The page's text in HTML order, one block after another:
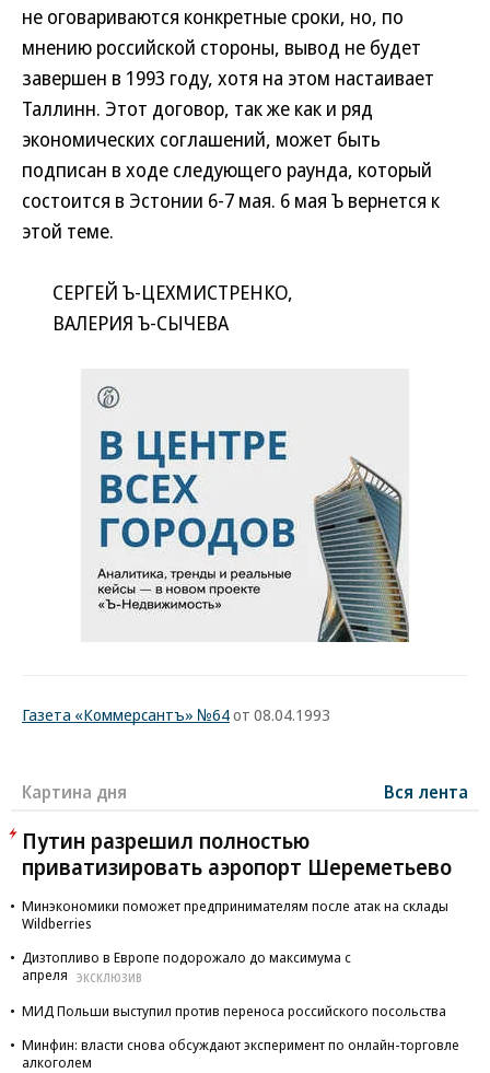
не оговариваются конкретные сроки, но, по
мнению российской стороны, вывод не будет
завершен в 1993 году, хотя на этом настаивает
Таллинн. Этот договор, так же как и ряд
экономических соглашений, может быть
подписан в ходе следующего раунда, который
состоится в Эстонии 6-7 мая. 6 мая Ъ вернется к
этой теме.
СЕРГЕЙ Ъ-ЦЕХМИСТРЕНКО,
ВАЛЕРИЯ Ъ-СЫЧЕВА
Газета «Коммерсантъ» №64от 08.04.1993
Картина дня Вся лента
Путин разрешил полностью
приватизировать аэропорт Шереметьево
Минэкономики поможет предпринимателям после атак на склады
Wildberries
Дизтопливо в Европе подорожало до максимума с
апреля
ЭКСКЛЮЗИВ
МИД Польши выступил против переноса российского посольства
Минфин: власти снова обсуждают эксперимент по онлайн-торговле
алкоголем